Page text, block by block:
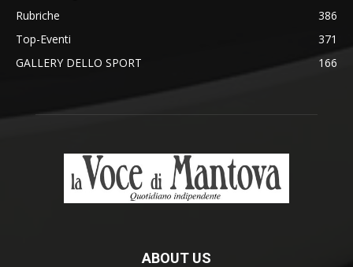
Rubriche
386
Top-Eventi
371
GALLERY DELLO SPORT
166
ABOUT US